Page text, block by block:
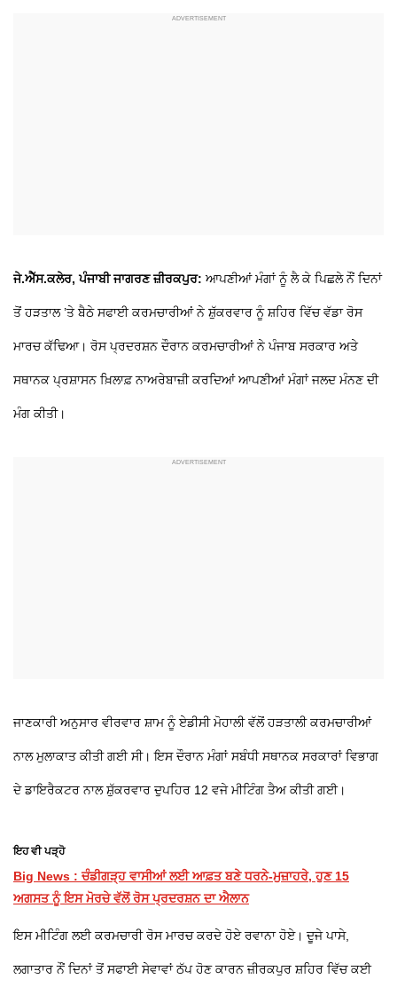
ਜੇ.ਐੱਸ.ਕਲੇਰ, ਪੰਜਾਬੀ ਜਾਗਰਣ ਜ਼ੀਰਕਪੁਰ: ਆਪਣੀਆਂ ਮੰਗਾਂ ਨੂੰ ਲੈ ਕੇ ਪਿਛਲੇ ਨੌਂ ਦਿਨਾਂ
ਤੋਂ ਹੜਤਾਲ ’ਤੇ ਬੈਠੇ ਸਫਾਈ ਕਰਮਚਾਰੀਆਂ ਨੇ ਸ਼ੁੱਕਰਵਾਰ ਨੂੰ ਸ਼ਹਿਰ ਵਿੱਚ ਵੱਡਾ ਰੋਸ
ਮਾਰਚ ਕੱਢਿਆ। ਰੋਸ ਪ੍ਰਦਰਸ਼ਨ ਦੌਰਾਨ ਕਰਮਚਾਰੀਆਂ ਨੇ ਪੰਜਾਬ ਸਰਕਾਰ ਅਤੇ
ਸਥਾਨਕ ਪ੍ਰਸ਼ਾਸਨ ਖ਼ਿਲਾਫ਼ ਨਾਅਰੇਬਾਜ਼ੀ ਕਰਦਿਆਂ ਆਪਣੀਆਂ ਮੰਗਾਂ ਜਲਦ ਮੰਨਣ ਦੀ
ਮੰਗ ਕੀਤੀ।
ਜਾਣਕਾਰੀ ਅਨੁਸਾਰ ਵੀਰਵਾਰ ਸ਼ਾਮ ਨੂੰ ਏਡੀਸੀ ਮੋਹਾਲੀ ਵੱਲੋਂ ਹੜਤਾਲੀ ਕਰਮਚਾਰੀਆਂ
ਨਾਲ ਮੁਲਾਕਾਤ ਕੀਤੀ ਗਈ ਸੀ। ਇਸ ਦੌਰਾਨ ਮੰਗਾਂ ਸਬੰਧੀ ਸਥਾਨਕ ਸਰਕਾਰਾਂ ਵਿਭਾਗ
ਦੇ ਡਾਇਰੈਕਟਰ ਨਾਲ ਸ਼ੁੱਕਰਵਾਰ ਦੁਪਹਿਰ 12 ਵਜੇ ਮੀਟਿੰਗ ਤੈਅ ਕੀਤੀ ਗਈ।
ਇਹ ਵੀ ਪੜ੍ਹੋ
Big News : ਚੰਡੀਗੜ੍ਹ ਵਾਸੀਆਂ ਲਈ ਆਫ਼ਤ ਬਣੇ ਧਰਨੇ-ਮੁਜ਼ਾਹਰੇ, ਹੁਣ 15
ਅਗਸਤ ਨੂੰ ਇਸ ਮੋਰਚੇ ਵੱਲੋਂ ਰੋਸ ਪ੍ਰਦਰਸ਼ਨ ਦਾ ਐਲਾਨ
ਇਸ ਮੀਟਿੰਗ ਲਈ ਕਰਮਚਾਰੀ ਰੋਸ ਮਾਰਚ ਕਰਦੇ ਹੋਏ ਰਵਾਨਾ ਹੋਏ। ਦੂਜੇ ਪਾਸੇ,
ਲਗਾਤਾਰ ਨੌਂ ਦਿਨਾਂ ਤੋਂ ਸਫਾਈ ਸੇਵਾਵਾਂ ਠੱਪ ਹੋਣ ਕਾਰਨ ਜ਼ੀਰਕਪੁਰ ਸ਼ਹਿਰ ਵਿੱਚ ਕਈ